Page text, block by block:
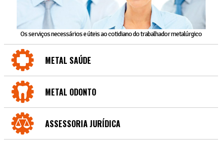
Os serviços necessários e úteis ao cotidiano do trabalhador metalúrgico
METAL SAÚDE
METAL ODONTO
ASSESSORIA JURÍDICA